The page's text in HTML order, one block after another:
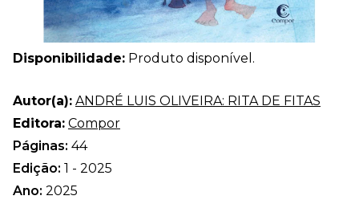
Disponibilidade: Produto disponível.
Autor(a): ANDRÉ LUIS OLIVEIRA: RITA DE FITAS
Editora: Compor
Páginas: 44
Edição: 1 - 2025
Ano: 2025